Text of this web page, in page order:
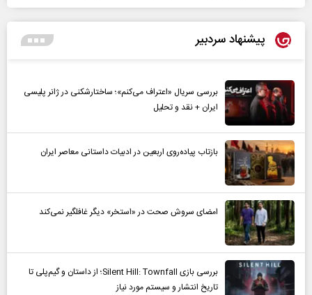
پیشنهاد سردبیر
بررسی سریال «اعتراف می‌کنم»؛ ساختارشکنی در ژانر پلیسی
ایران + نقد و تحلیل
بازتاب پیاده‌روی اربعین در ادبیات داستانی معاصر ایران
امضای سروش صحت در «استخر» دیگر غافلگیر نمی‌کند
بررسی بازی Silent Hill: Townfall؛ از داستان و گیم‌پلی تا
تاریخ انتشار و سیستم مورد نیاز